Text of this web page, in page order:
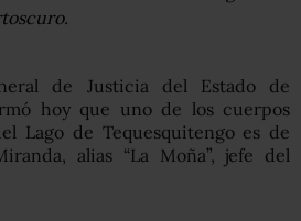
de Justicia del Estado de
hoy que uno de los cuerpos
Lago de Tequesquitengo es de
alias “La Moña”, jefe del